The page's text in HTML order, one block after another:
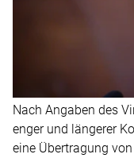
Nach Angaben des
enger und längerer
eine Übertragung